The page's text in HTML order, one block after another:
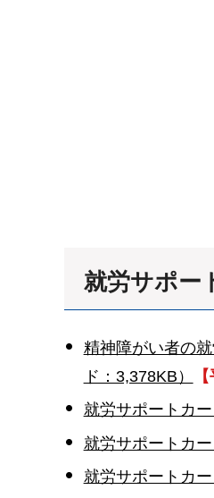
就労サポー
精神障がい者の
ド：3,378KB）
就労サポートカ
就労サポートカ
就労サポートカ